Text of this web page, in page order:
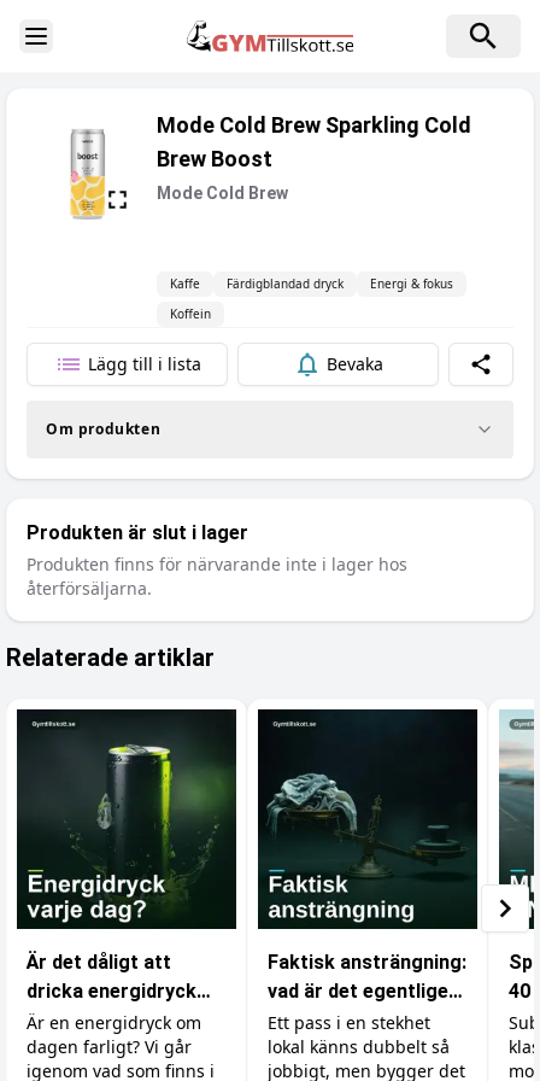
Toggle Sidebar
Mode Cold Brew Sparkling Cold
Brew Boost
Mode Cold Brew
Kaffe Färdigblandad dryck
Energi & fokus
Koffein
Lägg till i lista Bevaka Dela
Om produkten
Produkten är slut i lager
Produkten finns för närvarande inte i lager hos
återförsäljarna.
Relaterade artiklar
Är det dåligt att
dricka energidryck
varje dag?
Är en energidryck om
dagen farligt? Vi går
igenom vad som finns i
Faktisk ansträngning:
vad är det egentligen
som räknas i
gymmet?
Ett pass i en stekhet
lokal känns dubbelt så
jobbigt, men bygger det
40
dig